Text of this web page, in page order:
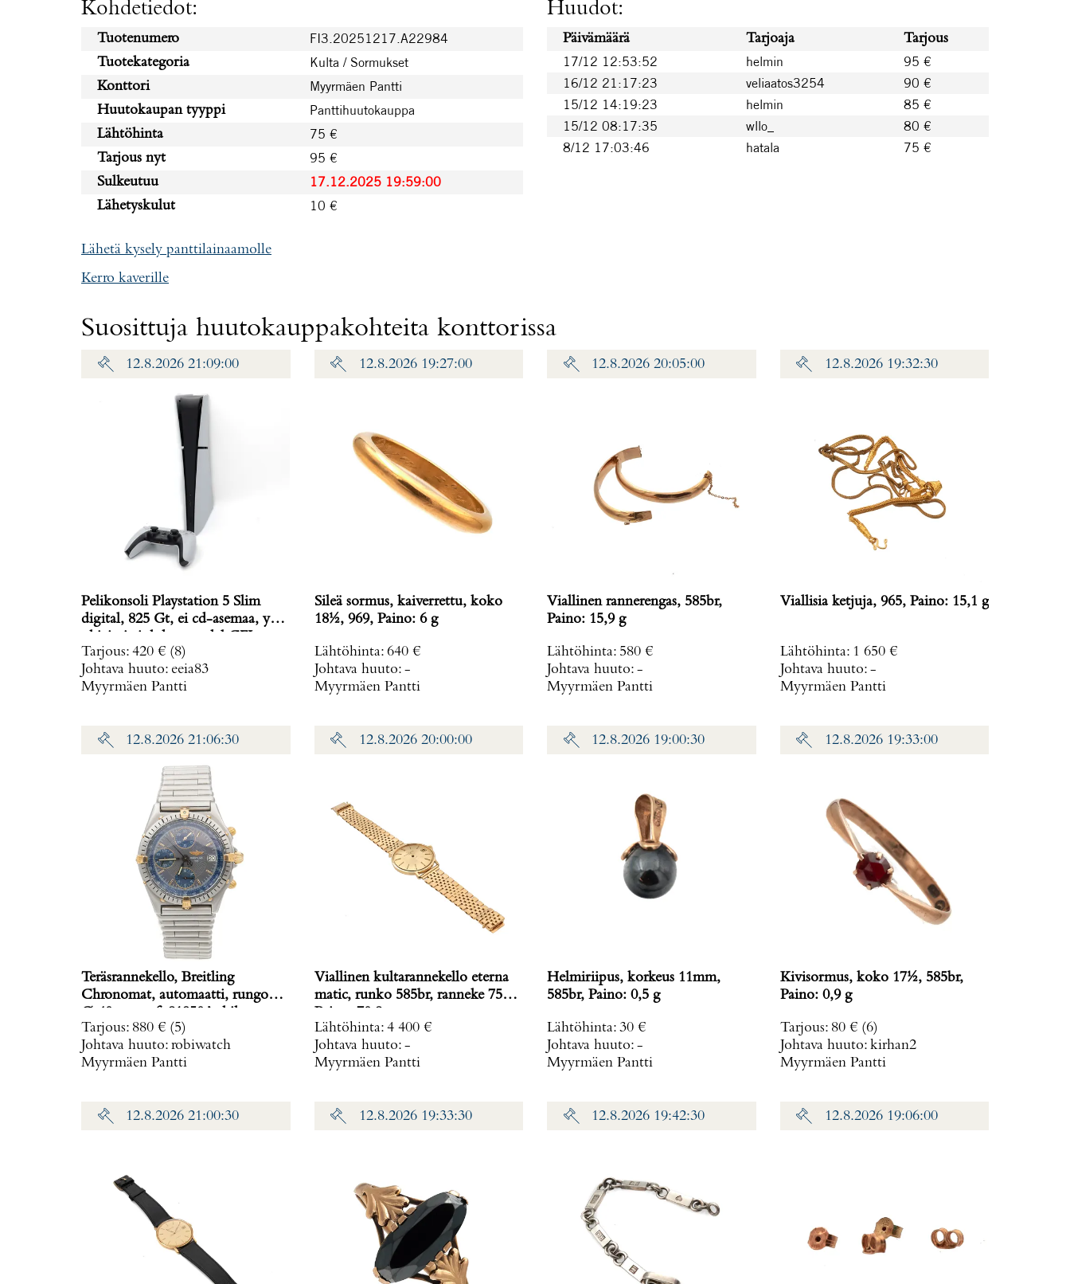
Kohdetiedot:
Tuotenumero FI3.20251217.A22984
Tuotekategoria Kulta / Sormukset
Konttori Myyrmäen Pantti
Huutokaupan tyyppi Panttihuutokauppa
Lähtöhinta 75 €
Tarjous nyt 95 €
Sulkeutuu 17.12.2025 19:59:00
Lähetyskulut 10 €
Lähetä kysely panttilainaamolle
Kerro kaverille
Huudot:
Päivämäärä Tarjoaja Tarjous
17/12 12:53:52 helmin
95 €
16/12 21:17:23
veliaatos3254
90 €
15/12 14:19:23
helmin
85 €
15/12 08:17:35
wllo_
80 €
8/12 17:03:46
hatala 75 €
Suosittuja huutokauppakohteita konttorissa
12.8.2026 21:09:00
Pelikonsoli Playstation 5 Slim
digital, 825 Gt, ei cd-asemaa, yksi
2016,
Tarjous: 420 € (8)
Johtava huuto: eeia83
Myyrmäen Pantti
12.8.2026 19:27:00
Sileä sormus, kaiverrettu, koko
18½, 969, Paino: 6 g
Lähtöhinta: 640 €
Johtava huuto: -
Myyrmäen Pantti
12.8.2026 20:05:00
Viallinen rannerengas, 585br,
Paino: 15,9 g
Lähtöhinta: 580 €
Johtava huuto: -
Myyrmäen Pantti
12.8.2026 19:32:30
Viallisia ketjuja, 965, Paino: 15,1 g
Lähtöhinta: 1 650 €
Johtava huuto: -
Myyrmäen Pantti
12.8.2026 21:06:30
Teräsrannekello, Breitling
Chronomat, automaatti, rungon
pituus 160mm, nupista pala
irronnut, hihnan kiinnitys löysä,
laatikko, Paino: 0 g
Tarjous: 880 € (5)
Johtava huuto: robiwatch
Myyrmäen Pantti
12.8.2026 20:00:00
Viallinen kultarannekello eterna
matic, runko 585br, ranneke 750,
Lähtöhinta: 4 400 €
Johtava huuto: -
Myyrmäen Pantti
12.8.2026 19:00:30
Helmiriipus, korkeus 11mm,
585br, Paino: 0,5 g
Lähtöhinta: 30 €
Johtava huuto: -
Myyrmäen Pantti
12.8.2026 19:33:00
Kivisormus, koko 17½, 585br,
Paino: 0,9 g
Tarjous: 80 € (6)
Johtava huuto: kirhan2
Myyrmäen Pantti
12.8.2026 21:00:30 12.8.2026 19:33:30 12.8.2026 19:42:30 12.8.2026 19:06:00